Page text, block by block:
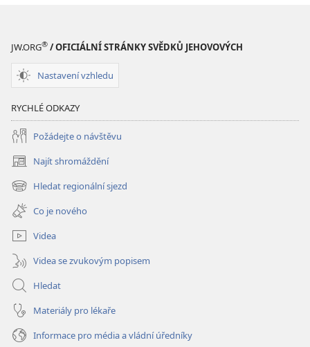
Písma
JW.ORG® / OFICIÁLNÍ STRÁNKY SVĚDKŮ JEHOVOVÝCH
Nastavení vzhledu
RYCHLÉ ODKAZY
Požádejte o návštěvu
Najít shromáždění
(otevřeno
nové
okno)
Hledat regionální sjezd
(otevřeno
nové
okno)
Co je nového
Videa
Videa se zvukovým popisem
Hledat
Materiály pro lékaře
Informace pro média a vládní úředníky